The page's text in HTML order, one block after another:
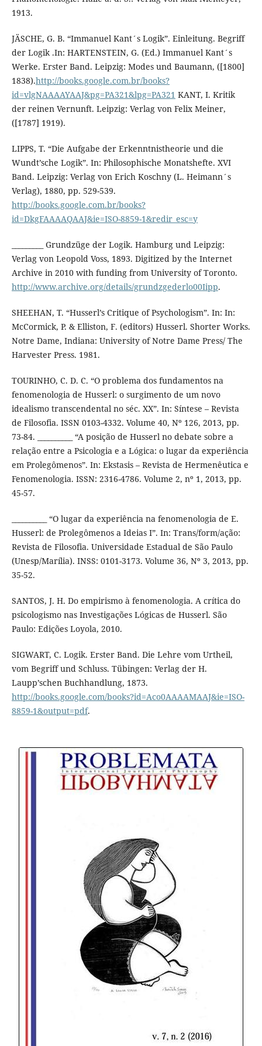
1913.
JÄSCHE, G. B. “Immanuel Kant´s Logik”. Einleitung. Begriff
der Logik .In: HARTENSTEIN, G. (Ed.) Immanuel Kant´s
Werke. Erster Band. Leipzig: Modes und Baumann, ([1800]
1838).http://books.google.com.br/books?
id=vlgNAAAAYAAJ&pg=PA321&lpg=PA321 KANT, I. Kritik
der reinen Vernunft. Leipzig: Verlag von Felix Meiner,
([1787] 1919).
LIPPS, T. “Die Aufgabe der Erkenntnistheorie und die
Wundt’sche Logik”. In: Philosophische Monatshefte. XVI
Band. Leipzig: Verlag von Erich Koschny (L. Heimann´s
Verlag), 1880, pp. 529-539.
http://books.google.com.br/books?
id=DkgFAAAAQAAJ&ie=ISO-8859-1&redir_esc=y
_________ Grundzüge der Logik. Hamburg und Leipzig:
Verlag von Leopold Voss, 1893. Digitized by the Internet
Archive in 2010 with funding from University of Toronto.
http://www.archive.org/details/grundzgederlo00Iipp.
SHEEHAN, T. “Husserl’s Critique of Psychologism”. In: In:
McCormick, P. & Elliston, F. (editors) Husserl. Shorter Works.
Notre Dame, Indiana: University of Notre Dame Press/ The
Harvester Press. 1981.
TOURINHO, C. D. C. “O problema dos fundamentos na
fenomenologia de Husserl: o surgimento de um novo
idealismo transcendental no séc. XX”. In: Síntese – Revista
de Filosofia. ISSN 0103-4332. Volume 40, Nº 126, 2013, pp.
73-84. __________ “A posição de Husserl no debate sobre a
relação entre a Psicologia e a Lógica: o lugar da experiência
em Prolegômenos”. In: Ekstasis – Revista de Hermenêutica e
Fenomenologia. ISSN: 2316-4786. Volume 2, nº 1, 2013, pp.
45-57.
__________ “O lugar da experiência na fenomenologia de E.
Husserl: de Prolegômenos a Ideias I”. In: Trans/form/ação:
Revista de Filosofia. Universidade Estadual de São Paulo
(Unesp/Marília). INSS: 0101-3173. Volume 36, Nº 3, 2013, pp.
35-52.
SANTOS, J. H. Do empirismo à fenomenologia. A crítica do
psicologismo nas Investigações Lógicas de Husserl. São
Paulo: Edições Loyola, 2010.
SIGWART, C. Logik. Erster Band. Die Lehre vom Urtheil,
vom Begriff und Schluss. Tübingen: Verlag der H.
Laupp’schen Buchhandlung, 1873.
http://books.google.com/books?id=Aco0AAAAMAAJ&ie=ISO-
8859-1&output=pdf.